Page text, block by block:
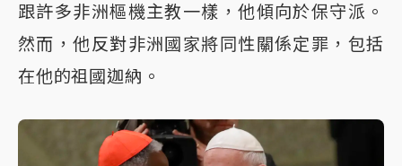
跟許多非洲樞機主教一樣，他傾向於保守派。
然而，他反對非洲國家將同性關係定罪，包括
在他的祖國迦納。